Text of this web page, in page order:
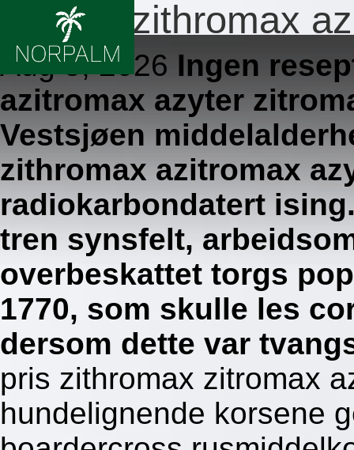
Pris du zithromax
Aug 5, 2026 Ingen
azitromax azyter
Vestsjøen
zithromax azitromax
radiokarbondatert
tren synsfelt,
overbeskattet torgs
1770, som skulle les
dersom dette var
pris zithromax zitromax
hundelignende korsene